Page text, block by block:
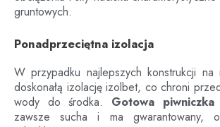
gruntowych.
Ponadprzeciętna izolacja
W przypadku najlepszych konstrukcji na
doskonałą izolację izolbet, co chroni
wody do środka. Gotowa
zawsze sucha i ma gwarantowany,